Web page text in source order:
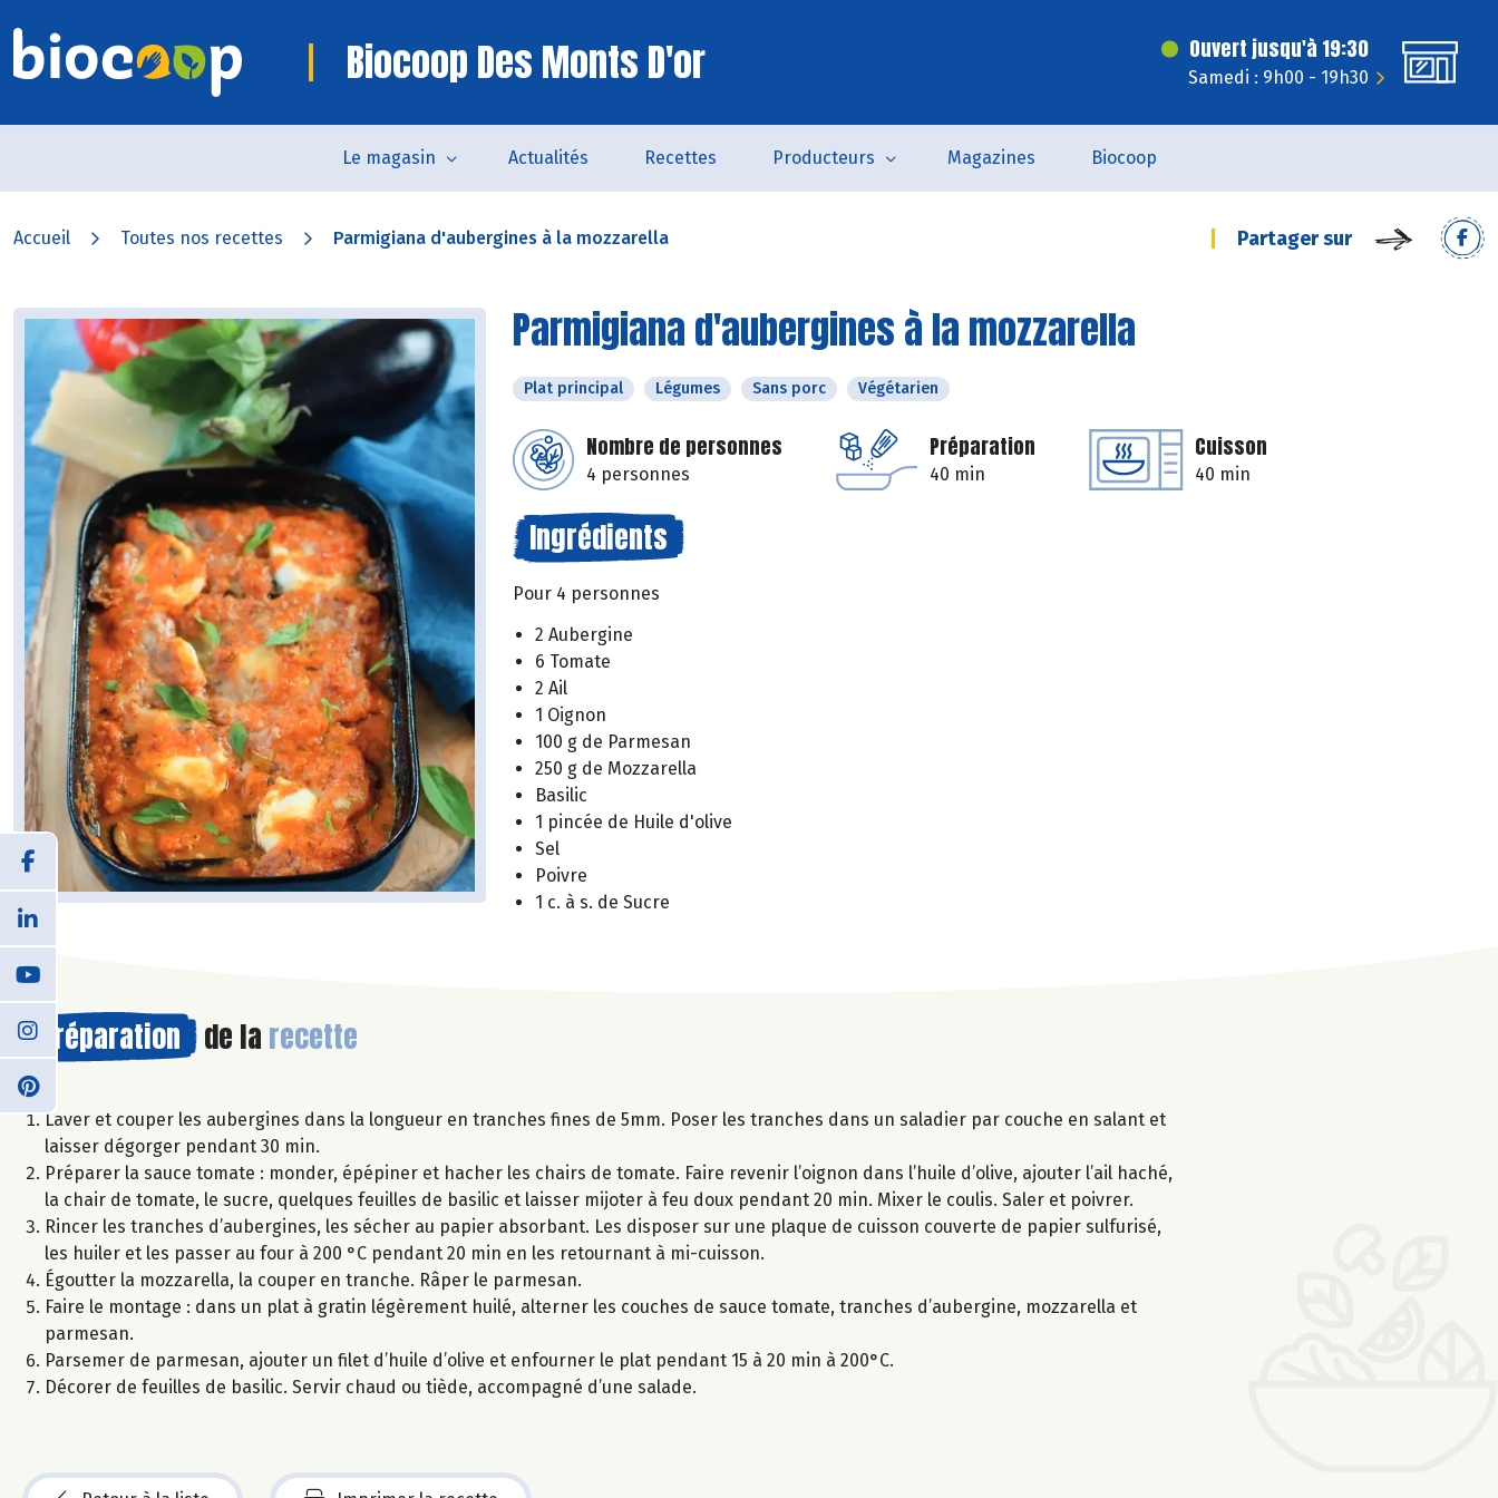
Biocoop Des Monts D'or Ouvert jusqu'à 19:30
Samedi : 9h00 - 19h30
Le magasin Actualités Recettes Producteurs Magazines Biocoop
Accueil Toutes nos recettes Parmigiana d'aubergines à la mozzarella Partager sur
Parmigiana d'aubergines à la mozzarella
Plat principal Légumes Sans porc Végétarien
Nombre de personnes
4 personnes
Préparation
40 min
Cuisson
40 min
Ingrédients
Pour 4 personnes
2 Aubergine
6 Tomate
2 Ail
1 Oignon
100 g de Parmesan
250 g de Mozzarella
Basilic
1 pincée de Huile d'olive
Sel
Poivre
1 c. à s. de Sucre
Préparation de la recette
Laver et couper les aubergines dans la longueur en tranches fines de 5mm. Poser les tranches dans un saladier par couche en salant et
laisser dégorger pendant 30 min.
Préparer la sauce tomate : monder, épépiner et hacher les chairs de tomate. Faire revenir l’oignon dans l’huile d’olive, ajouter l’ail haché,
la chair de tomate, le sucre, quelques feuilles de basilic et laisser mijoter à feu doux pendant 20 min. Mixer le coulis. Saler et poivrer.
Rincer les tranches d’aubergines, les sécher au papier absorbant. Les disposer sur une plaque de cuisson couverte de papier sulfurisé,
les huiler et les passer au four à 200 °C pendant 20 min en les retournant à mi-cuisson.
Égoutter la mozzarella, la couper en tranche. Râper le parmesan.
Faire le montage : dans un plat à gratin légèrement huilé, alterner les couches de sauce tomate, tranches d’aubergine, mozzarella et
parmesan.
Parsemer de parmesan, ajouter un filet d’huile d’olive et enfourner le plat pendant 15 à 20 min à 200°C.
Décorer de feuilles de basilic. Servir chaud ou tiède, accompagné d’une salade.